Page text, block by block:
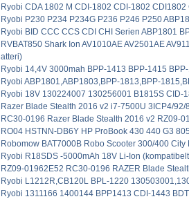
Ryobi CDA 1802 M CDI-1802 CDI-1802
Ryobi P230 P234 P234G P236 P246 P250
Ryobi BID CCC CCS CDI CHI Serien ABP1801
RVBAT850 Shark Ion AV1010AE AV2501AE
atteri)
Ryobi 14,4V 3000mah BPP-1413 BPP-1415
Ryobi ABP1801,ABP1803,BPP-1813,BPP-
Ryobi 18V 130224007 130256001 B1815S CID-
Razer Blade Stealth 2016 v2 i7-7500U 3ICP4/
RC30-0196 Razer Blade Stealth 2016 v2 RZ09-
RO04 HSTNN-DB6Y HP ProBook 430 440 G3
Robomow BAT7000B Robo Scooter 300/400
Ryobi R18SDS -5000mAh 18V Li-Ion
RZ09-01962E52 RC30-0196 RAZER Blade
Ryobi L1212R,CB120L BPL-1220
Ryobi 1311166 1400144 BPP1413 CDI-1443